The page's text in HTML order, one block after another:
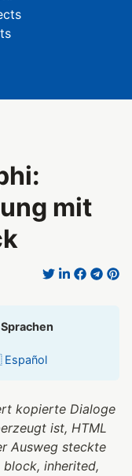
mit
kopierte Dialoge
ist, HTML
Ausweg steckte
inherited,